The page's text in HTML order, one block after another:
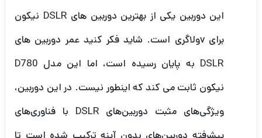
این دوربین یکی از بهترین دوربین های DSLR نیکون
برای vولاگری است. شاید فکر کنید عمر دوربین های
DSLR به پایان رسیده است، اما این مدل D780
نیکون ثابت می کند که اینطور نیست. در این دوربین،
ویژگی‌های مثبت دوربین‌های DSLR با فناوری‌های
پیشرفته دوربین‌های بدون آینه ترکیب شده است تا